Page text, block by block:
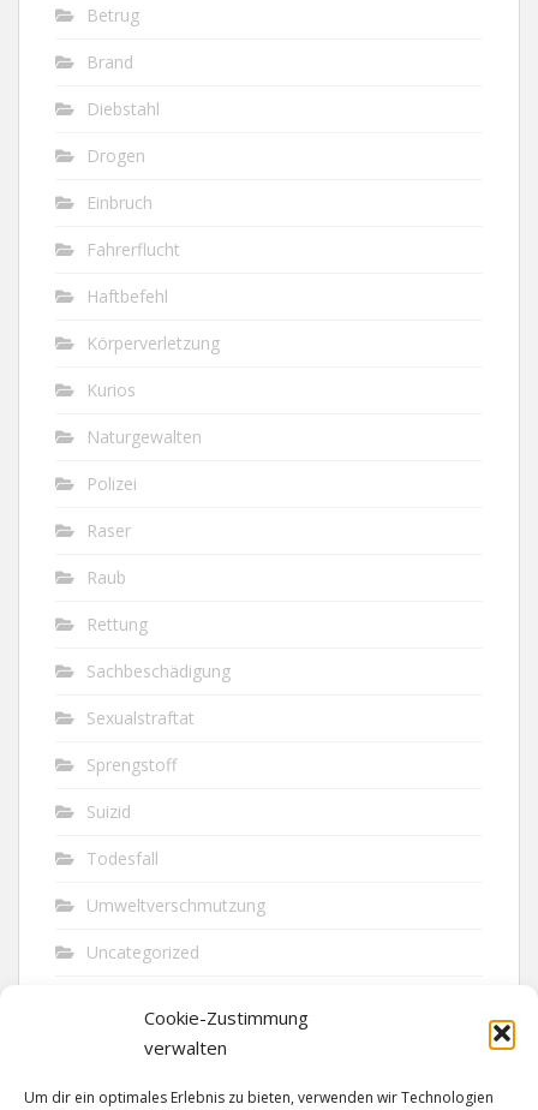
Cookie-Zustimmung
verwalten
Um dir ein optimales Erlebnis zu bieten, verwenden wir Technologien
Betrug
Brand
Diebstahl
Drogen
Einbruch
Fahrerflucht
Haftbefehl
Körperverletzung
Kurios
Naturgewalten
Polizei
Raser
Raub
Rettung
Sachbeschädigung
Sexualstraftat
Sprengstoff
Suizid
Todesfall
Umweltverschmutzung
Uncategorized
Vandalismus
Verkehr